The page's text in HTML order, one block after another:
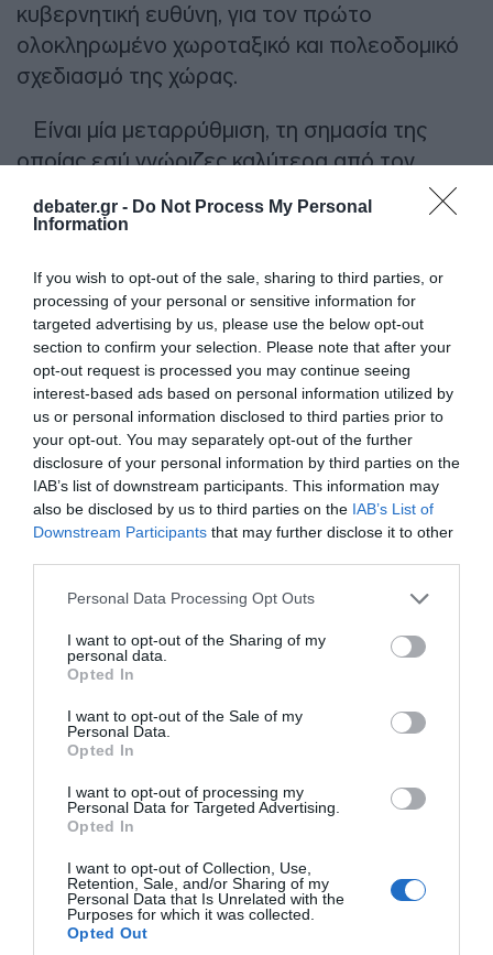
debater.gr - Do Not Process My Personal
Information
If you wish to opt-out of the sale, sharing to third parties, or
processing of your personal or sensitive information for
targeted advertising by us, please use the below opt-out
section to confirm your selection. Please note that after your
opt-out request is processed you may continue seeing
interest-based ads based on personal information utilized by
us or personal information disclosed to third parties prior to
your opt-out. You may separately opt-out of the further
disclosure of your personal information by third parties on the
IAB’s list of downstream participants. This information may
also be disclosed by us to third parties on the IAB’s List of
Downstream Participants that may further disclose it to other
Please note that this website/app uses one or more Google
not limited to your visit or usage behaviour. You may click to
grant or deny consent to Google and its third-party tags to
use your data for below specified purposes in below Google
consent section.
Personal Data Processing Opt Outs
I want to opt-out of the Sharing of my
personal data.
Opted In
I want to opt-out of the Sale of my
Personal Data.
Opted In
I want to opt-out of processing my
Personal Data for Targeted Advertising.
Opted In
I want to opt-out of Collection, Use,
Retention, Sale, and/or Sharing of my
Personal Data that Is Unrelated with the
Purposes for which it was collected.
Opted Out
κυβερνητική ευθύνη, για τον πρώτο
ολοκληρωμένο χωροταξικό και πολεοδομικό
σχεδιασμό της χώρας.
Είναι μία μεταρρύθμιση, τη σημασία της
οποίας εσύ γνώριζες καλύτερα από τον
καθένα. Μια μεταρρύθμιση την οποία και εγώ
την έχω στην καρδιά μου. Θυμάμαι τις
ιώβεια υπομονή, μας εξηγούσες και μας
έδινες με απλά λόγια να καταλάβουμε την
περιπλοκότητα του εγχειρήματος που είχες
αναλάβει.
Και -τι τραγική ειρωνεία- αύριο ψηφίζεται
στην Ολομέλεια ο νέος Κώδικας χωρίς εσύ να
είσαι εκεί να τον δεις να γίνεται πράξη. Θα
μείνει, όμως, ως κορυφαία παρακαταθήκη
Γιατί σε όποιο πόστο και αν σου ζήτησα να
φωνή έντασης. Εχθροί και φίλοι, βλέπεις,
συνομολογούσαν ανομολόγητα ότι εσύ
ήσουν ο κατάλληλος άνθρωπος για να
αναλάβεις την κρίσιμη αποστολή της
Και αυτή η αναγνώριση κατατρόπωνε, τελικά,
κάθε ανταγωνισμό και πολύ περισσότερο τον